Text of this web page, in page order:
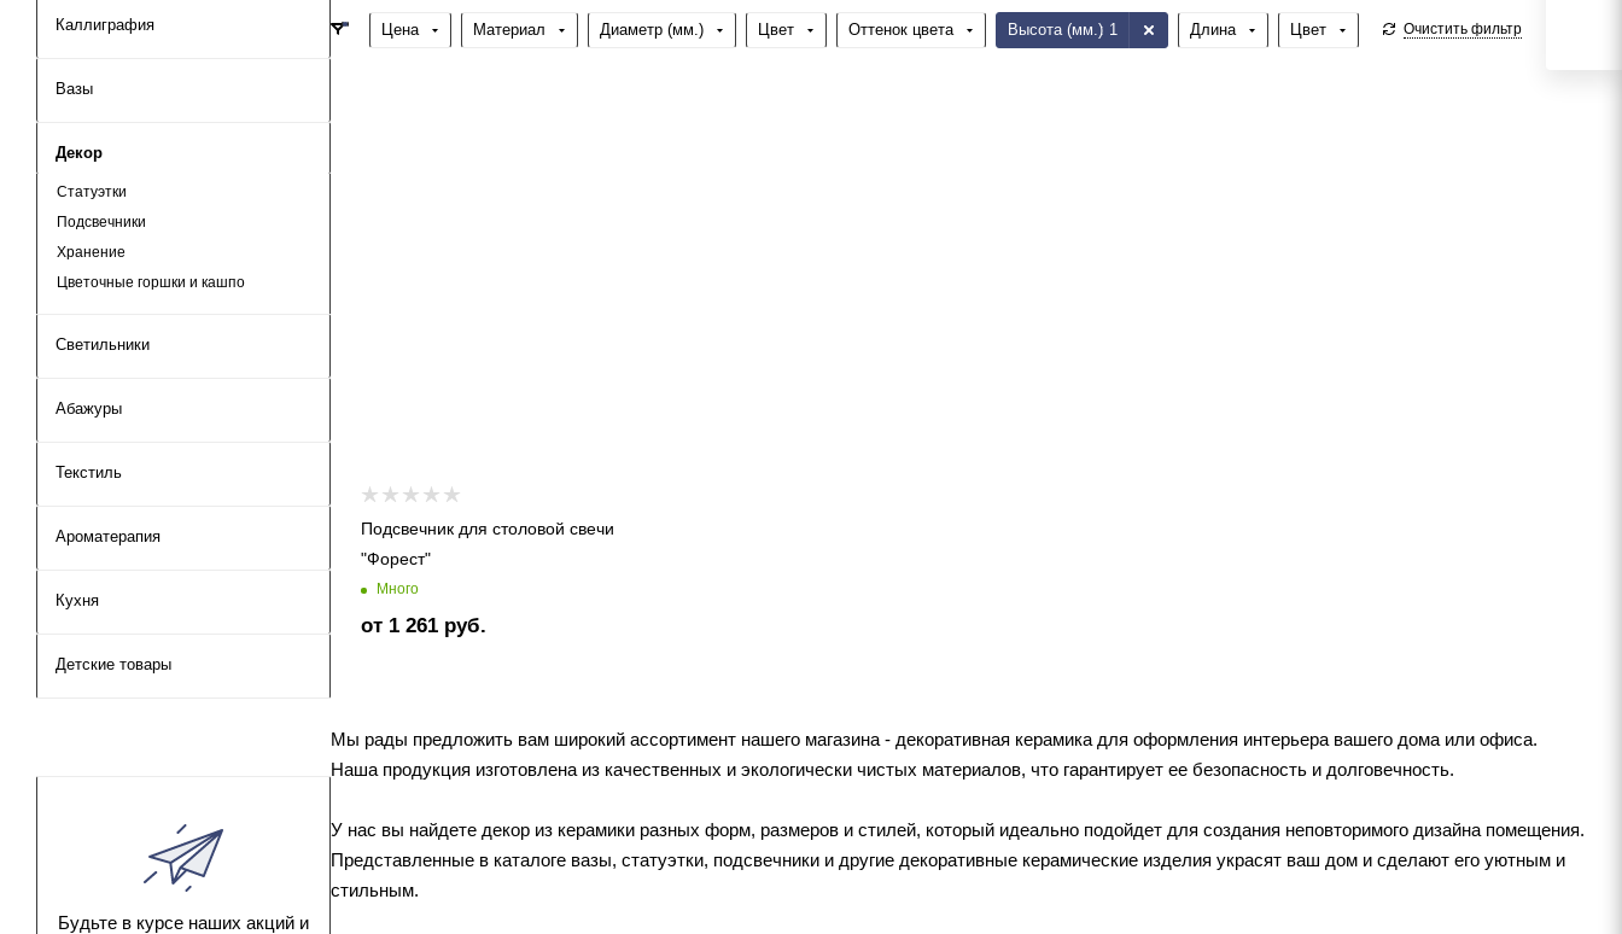
Цена Материал Диаметр (мм.) Цвет Оттенок цвета Высота (мм.): 1 Длина Цвет Очистить фильтр
Подсвечник для столовой свечи
"Форест"
Много
от 1 261 руб.
Мы рады предложить вам широкий ассортимент нашего магазина - декоративная керамика для оформления интерьера вашего дома или офиса.
Наша продукция изготовлена из качественных и экологически чистых материалов, что гарантирует ее безопасность и долговечность.
У нас вы найдете декор из керамики разных форм, размеров и стилей, который идеально подойдет для создания неповторимого дизайна помещения.
Представленные в каталоге вазы, статуэтки, подсвечники и другие декоративные керамические изделия украсят ваш дом и сделают его уютным и
стильным.
Каллиграфия
Вазы
Декор
Статуэтки
Подсвечники
Хранение
Цветочные горшки и кашпо
Светильники
Абажуры
Текстиль
Ароматерапия
Кухня
Детские товары
Будьте в курсе наших акций и